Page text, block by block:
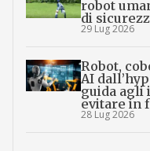
robot
di
29 Lug 2026
Robot,
AI
guida agli
evitare in
28 Lug 2026